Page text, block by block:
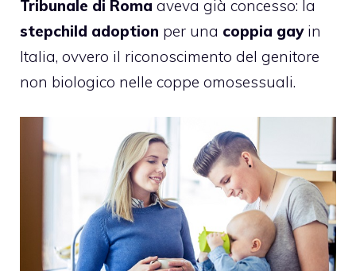
Tribunale di Roma aveva già concesso: la
stepchild adoption per una coppia gayin
Italia, ovvero il riconoscimento del genitore
non biologico nelle coppe omosessuali.